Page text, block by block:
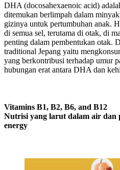
DHA (docosahexaenoic acid)
ditemukan berlimpah dalam
gizinya untuk pertumbuhan anak.
di semua sel, terutama di otak, di
penting dalam pembentukan otak.
traditional Jepang yaitu
yang berkontribusi terhadap umur
hubungan erat antara DHA dan
Vitamins B1, B2, B6, and B12
Nutrisi yang larut dalam air dan
energy